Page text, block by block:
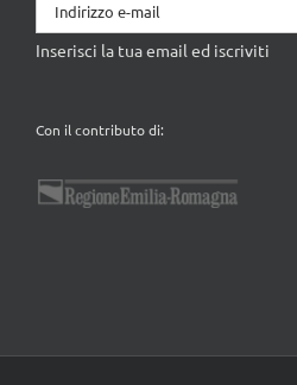
Inserisci la tua email ed iscriviti
Con il contributo di: